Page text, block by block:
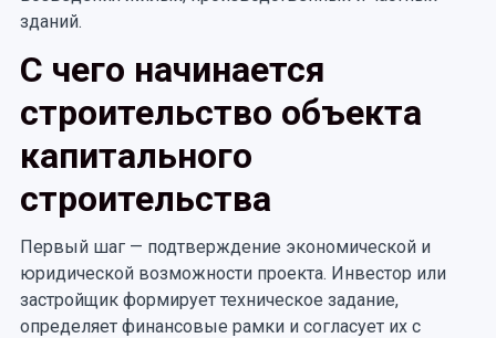
зданий.
С чего начинается
строительство объекта
капитального
строительства
Первый шаг — подтверждение экономической и
юридической возможности проекта. Инвестор или
застройщик формирует техническое задание,
определяет финансовые рамки и согласует их с